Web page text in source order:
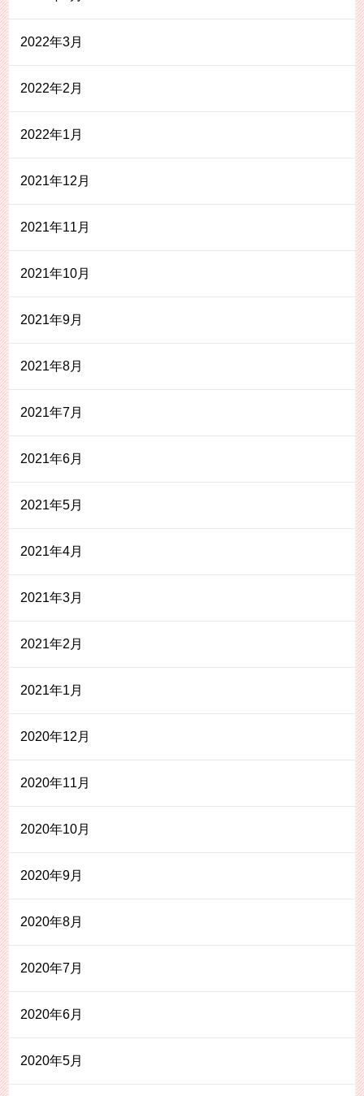
2022年3月
2022年2月
2022年1月
2021年12月
2021年11月
2021年10月
2021年9月
2021年8月
2021年7月
2021年6月
2021年5月
2021年4月
2021年3月
2021年2月
2021年1月
2020年12月
2020年11月
2020年10月
2020年9月
2020年8月
2020年7月
2020年6月
2020年5月